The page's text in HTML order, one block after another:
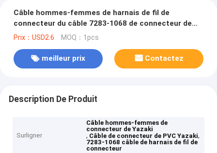
Câble hommes-femmes de harnais de fil de
connecteur du câble 7283-1068 de connecteur de
Yazaki
Prix：USD2.6 MOQ：1pcs
meilleur prix Contactez
Description De Produit
Surligner
Câble hommes-femmes de
connecteur de Yazaki
, Câble de connecteur de PVC Yazaki,
7283-1068 câble de harnais de fil de
connecteur